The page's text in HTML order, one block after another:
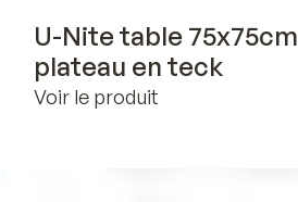
U-Nite table 75x75cm
plateau en teck
Voir le produit